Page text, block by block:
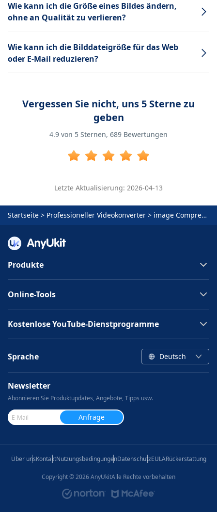
Wie kann ich die Größe eines Bildes ändern,
ohne an Qualität zu verlieren?
Wie kann ich die Bilddateigröße für das Web
oder E-Mail reduzieren?
Vergessen Sie nicht, uns 5 Sterne zu
geben
4.9 von 5 Sternen, 689 Bewertungen
Letzte Aktualisierung: 2026-04-13
Startseite > Professioneller Videokonverter > image Compressor
Produkte
Online-Tools
Kostenlose YouTube-Dienstprogramme
Sprache Deutsch
Newsletter
Abonnieren Sie Produktupdates, Angebote, Tipps usw.
Anfrage
Über unsKontaktNutzungsbedingungenDatenschutzEULARückerstattung
Copyright ©2026AnyUkitAlle Rechte vorbehalten